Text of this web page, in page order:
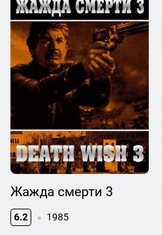
Жажда смерти 3
6.2 1985